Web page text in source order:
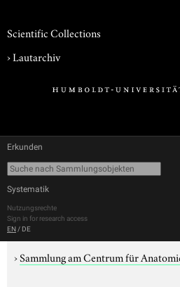
Scientific Collections
›Lautarchiv
Erkunden
Systematik
Nutzungsrechte
Sign in for research access
EN / DE
›Sammlung am Centrum für